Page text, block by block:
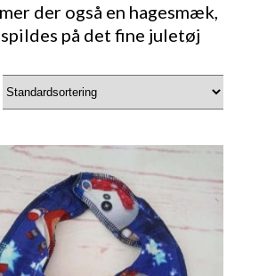
der også en hagesmæk,
på det fine juletøj